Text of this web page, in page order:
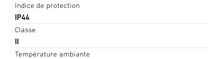
Indice de protection
IP44
Classe
II
Température ambiante